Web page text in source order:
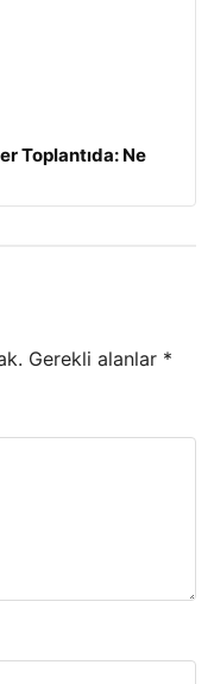
Toplantıda: Ne
Gerekli alanlar *